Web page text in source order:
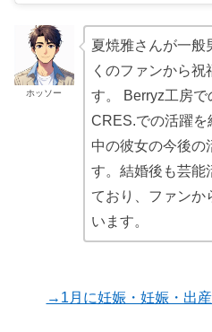
ホッソー
夏焼雅さんが一般
くのファンから祝
す。 Berryz工房
CRES.での活躍を
中の彼女の今後の
す。結婚後も芸能
ており、ファンか
います。
→1月に妊娠・妊娠・出